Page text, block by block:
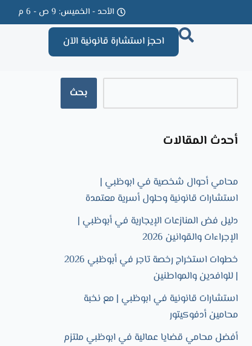
الأحد - الخميس: 9 ص - 6 م
احجز استشارة قانونية الآن
بحث
أحدث المقالات
محامي أحوال شخصية في ابوظبي |
استشارات قانونية وحلول أسرية معتمدة
دليل فض المنازعات الإيجارية في أبوظبي |
الإجراءات والقوانين 2026
خطوات استخراج رخصة تاجر في أبوظبي 2026
| للوافدين والمواطنين
استشارات قانونية في ابوظبي | مع نخبة
محامين أدفوكيتور
أفضل محامي قضايا عمالية في ابوظبي ملتزم